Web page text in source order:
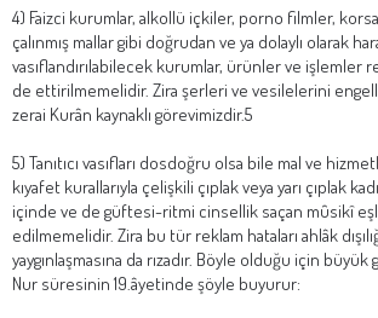
4) Faizci kurumlar, alkollü içkiler, porno filmler,
çalınmış mallar gibi doğrudan ve ya dolaylı olarak
vasıflandırılabilecek kurumlar, ürünler ve işlemler
de ettirilmemelidir. Zira şerleri ve vesilelerini
zerai Kurân kaynaklı görevimizdir.5
5) Tanıtıcı vasıfları dosdoğru olsa bile mal ve
kıyafet kurallarıyla çelişkili çıplak veya yarı çıplak
içinde ve de güftesi-ritmi cinsellik saçan mûsikî
edilmemelidir. Zira bu tür reklam hataları ahlâk
yaygınlaşmasına da rızadır. Böyle olduğu için büyük
Nur süresinin 19.âyetinde şöyle buyurur: